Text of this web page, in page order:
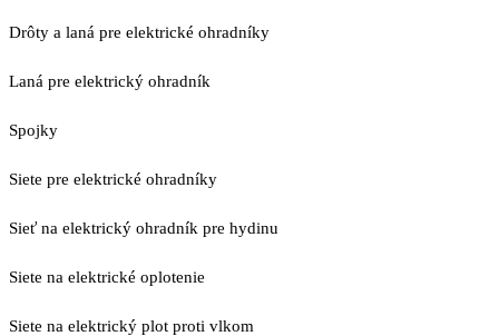
Drôty a laná pre elektrické ohradníky
Laná pre elektrický ohradník
Spojky
Siete pre elektrické ohradníky
Sieť na elektrický ohradník pre hydinu
Siete na elektrické oplotenie
Siete na elektrický plot proti vlkom